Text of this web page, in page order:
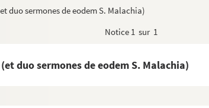
duo sermones de eodem S. Malachia)
Notice 1 sur 1
duo sermones de eodem S. Malachia)
est) Carta caritatis